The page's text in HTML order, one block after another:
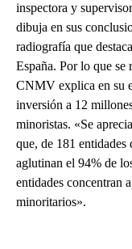
inspectora y
dibuja en sus
radiografía que
España. Por lo que se
CNMV explica en su
inversión a 12
minoristas. «Se
que, de 181 entidades
aglutinan el 94% de
entidades concentran
minoritarios».